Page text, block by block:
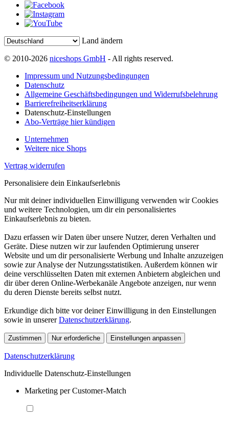
Land ändern
© 2010-2026 niceshops GmbH - All rights reserved.
Impressum und Nutzungsbedingungen
Datenschutz
Allgemeine Geschäftsbedingungen und Widerrufsbelehrung
Barrierefreiheitserklärung
Datenschutz-Einstellungen
Abo-Verträge hier kündigen
Unternehmen
Weitere nice Shops
Vertrag widerrufen
Personalisiere dein Einkaufserlebnis
Nur mit deiner individuellen Einwilligung verwenden wir Cookies
und weitere Technologien, um dir ein personalisiertes
Einkaufserlebnis zu bieten.
Dazu erfassen wir Daten über unsere Nutzer, deren Verhalten und
Geräte. Diese nutzen wir zur laufenden Optimierung unserer
Website und um dir personalisierte Werbung und Inhalte anzuzeigen
sowie zur Analyse der Nutzungsstatistiken. Außerdem können wir
deine verschlüsselten Daten mit externen Anbietern abgleichen und
dir über deren Online-Werbekanäle Angebote anzeigen, nur wenn
du deren Dienste bereits selbst nutzt.
Erkundige dich bitte vor deiner Einwilligung in den Einstellungen
sowie in unsererDatenschutzerklärung.
Zustimmen Nur erforderliche Einstellungen anpassen
Datenschutzerklärung
Individuelle Datenschutz-Einstellungen
Marketing per Customer-Match